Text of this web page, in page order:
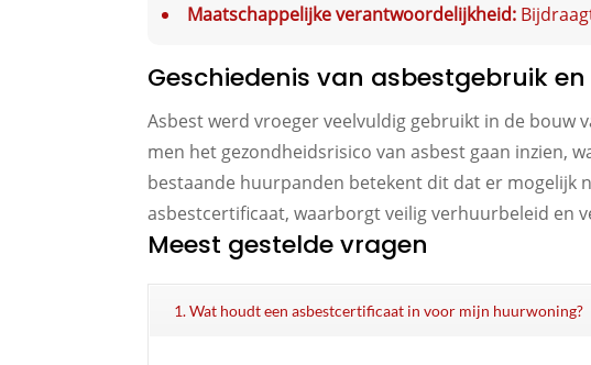
Maatschappelijke verantwoordelijkheid:
Geschiedenis van asbestgebruik
Asbest werd vroeger veelvuldig gebruikt in de bouw
men het gezondheidsrisico van asbest gaan inzien,
bestaande huurpanden betekent dit dat er mogelijk
asbestcertificaat, waarborgt veilig verhuurbeleid en
Meest gestelde vragen
1. Wat houdt een asbestcertificaat in voor mijn huurwoning?